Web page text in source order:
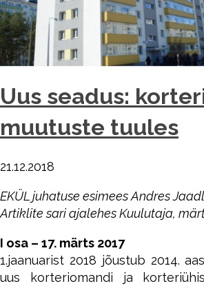
Uus seadus:
muutuste tuules
21.12.2018
EKÜL juhatuse esimees Andres
Artiklite sari ajalehes Kuulutaja,
I osa – 17. märts 2017
1.jaanuarist 2018 jõustub 2014.
uus korteriomandi ja